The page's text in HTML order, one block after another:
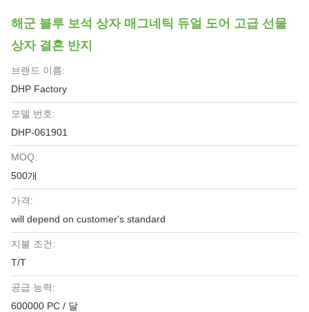
해군 블루 보석 상자 매그네틱 듀얼 도어 고급 선물
상자 결혼 반지
브랜드 이름:
DHP Factory
모델 번호:
DHP-061901
MOQ:
500개
가격:
will depend on customer's standard
지불 조건:
T/T
공급 능력:
600000 PC / 달